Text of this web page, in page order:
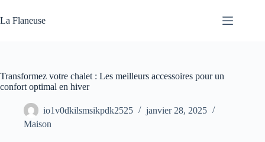
au
contenu
La Flaneuse
Transformez votre chalet : Les meilleurs accessoires pour un
confort optimal en hiver
io1v0dkilsmsikpdk2525
janvier 28, 2025
Maison